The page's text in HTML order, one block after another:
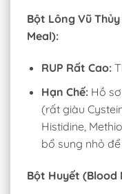
Bột Lông Vũ
Meal):
RUP Rất Cao:
Hạn Chế:Hồ sơ
(rất giàu
Histidine,
bổ sung nhỏ
Bột Huyết (Blood